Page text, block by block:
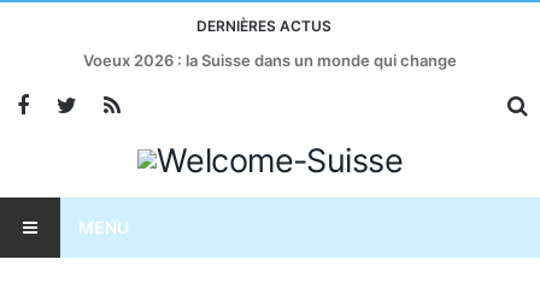
DERNIÈRES ACTUS
Voeux 2026 : la Suisse dans un monde qui change
MENU